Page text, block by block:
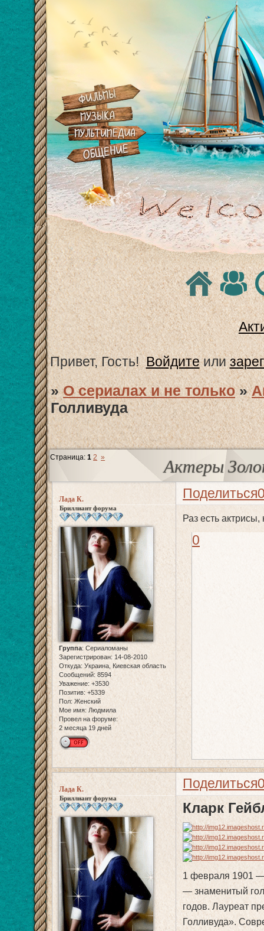
Привет, Гость! Войдитеили
»О сериалах и не только »
Голливуда
Актеры
Страница:1 2 »
Поделиться
Лада К.
Бриллиант форума
Группа: Сериаломаны
Зарегистрирован: 14-08-2010
Откуда: Украина, Киевская область
Сообщений: 8594
Уважение: +3530
Позитив: +5339
Пол: Женский
Мое имя: Людмила
Провел на форуме:
2 месяца 19 дней
Раз есть
0
Поделиться
Лада К.
Бриллиант форума
Кларк
1 февраля 1901
— знаменитый
годов. Лауреат
Голливуда».